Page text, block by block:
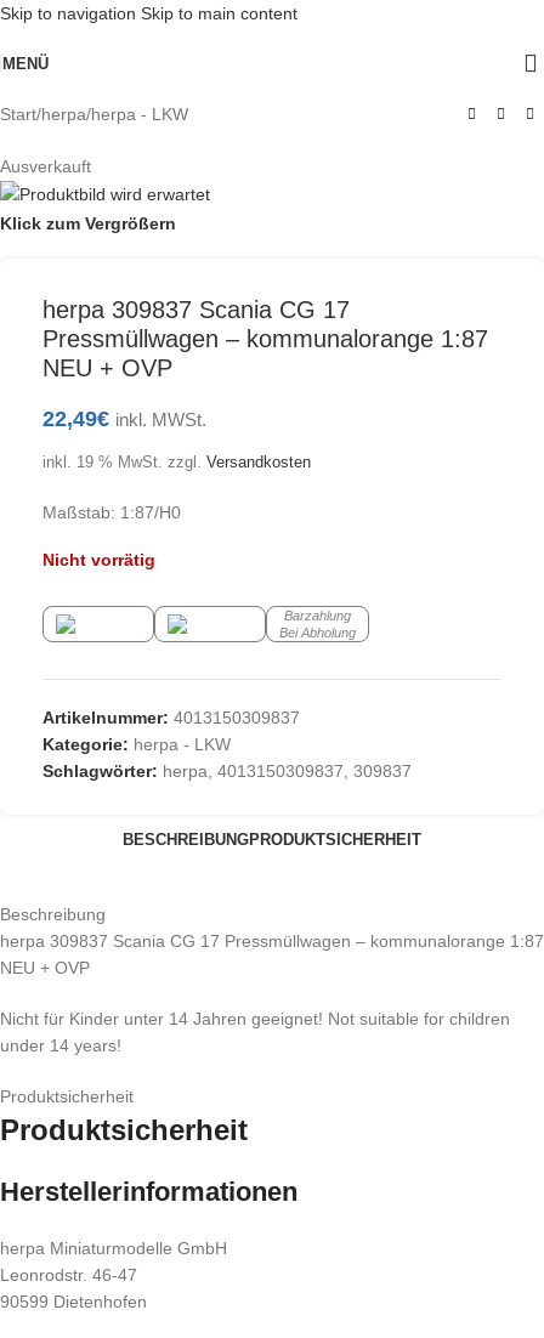
Skip to navigation Skip to main content
MENÜ
Start/herpa/herpa - LKW
Ausverkauft
Klick zum Vergrößern
herpa 309837 Scania CG 17
Pressmüllwagen – kommunalorange 1:87
NEU + OVP
22,49€ inkl. MWSt.
inkl. 19 % MwSt. zzgl. Versandkosten
Maßstab: 1:87/H0
Nicht vorrätig
Barzahlung
Bei Abholung
Artikelnummer: 4013150309837
Kategorie: herpa - LKW
Schlagwörter: herpa, 4013150309837, 309837
BESCHREIBUNGPRODUKTSICHERHEIT
Beschreibung
herpa 309837 Scania CG 17 Pressmüllwagen – kommunalorange 1:87
NEU + OVP
Nicht für Kinder unter 14 Jahren geeignet! Not suitable for children
under 14 years!
Produktsicherheit
Produktsicherheit
Herstellerinformationen
herpa Miniaturmodelle GmbH
Leonrodstr. 46-47
90599 Dietenhofen